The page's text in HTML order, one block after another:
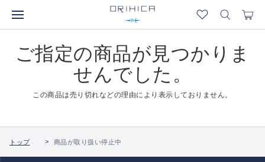
ご指定の商品が見つかりま
せんでした。
この商品は売り切れなどの理由により表示しておりません。
トップ 商品が取り扱い停止中